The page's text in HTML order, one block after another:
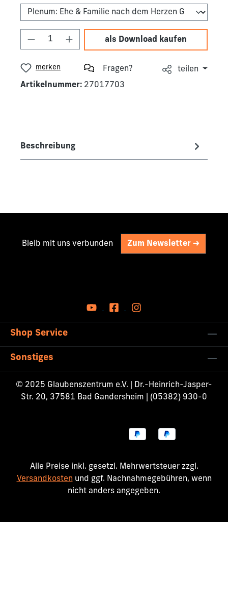
Produkt Anzahl: Gib den gewünschten
als Download kaufen
merken Fragen?
teilen
Artikelnummer: 27017703
Beschreibung
Bleib mit uns verbunden Zum Newsletter ->
Shop Service
Sonstiges
© 2025 Glaubenszentrum e.V. | Dr.-Heinrich-Jasper-
Str. 20, 37581 Bad Gandersheim | (05382) 930-0
Alle Preise inkl. gesetzl. Mehrwertsteuer zzgl.
Versandkosten und ggf. Nachnahmegebühren, wenn
nicht anders angegeben.